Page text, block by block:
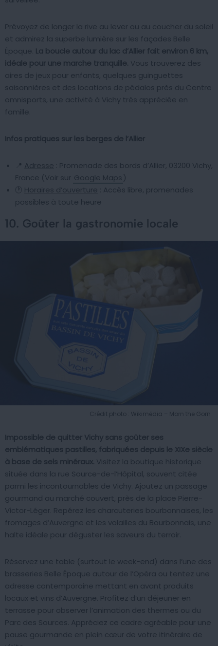
Prévoyez de longer la rive au lever ou au coucher du soleil
et admirez la superbe lumière sur les façades Belle
Époque. La boucle autour du lac d’Allier fait environ 6 km,
idéale pour une marche tranquille. Vous trouverez des
aires de jeux pour enfants, quelques guinguettes
saisonnières et des locations de pédalos près du Centre
omnisports, une activité à Vichy très appréciée en
famille.
Infos pratiques sur les berges de l’Allier
📍 Adresse : Promenade des bords d’Allier, 03200 Vichy,
France (Voir sur Google Maps)
🕐 Horaires d’ouverture : Accès libre, promenades
possibles à toute heure
10. Goûter la gastronomie locale
Crédit photo : Wikimédia – Morn the Gorn
Impossible de quitter Vichy sans goûter ses
emblématiques pastilles, fabriquées depuis le XIXe siècle
à base de sels minéraux. Visitez la boutique historique
située dans la rue Source-de-l’Hôpital, souvent citée
parmi les incontournables de Vichy. Ajoutez un passage
gourmand au marché couvert, près de la place Pierre-
Victor-Léger. Repérez les charcuteries bourbonnaises, les
fromages d’Auvergne et les volailles du Bourbonnais, une
halte idéale pour déguster les saveurs du terroir.
Réservez une table (surtout le week-end) dans l’une des
brasseries Belle Époque autour de l’Opéra ou tentez une
adresse contemporaine mettant en avant produits
locaux et vins d’Auvergne. Profitez d’un déjeuner en
terrasse pour observer l’animation des thermes ou du
Parc des Sources. Appréciez ce cadre agréable pour une
pause gourmande en plein cœur de votre itinéraire de